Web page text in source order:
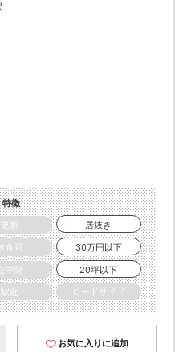
特徴
更新
居抜き
食可
30万円以下
中階
20坪以下
駅近 ロードサイド
お気に入りに追加